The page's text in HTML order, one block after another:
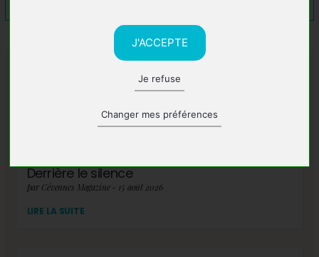
J'ACCEPTE
Je refuse
Changer mes préférences
A lire également
Derrière le silence
par Cévennes Magazine - 15 août 2026
LIRE LA SUITE